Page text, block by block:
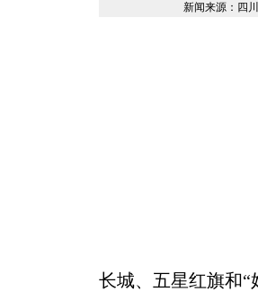
新闻来源：四
长城、五星红旗和